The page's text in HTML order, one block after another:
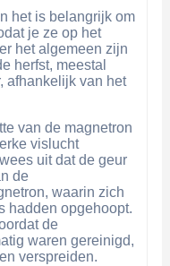
het is belangrijk om
je ze op het
het algemeen zijn
herfst, meestal
afhankelijk van het
van de magnetron
vislucht
uit dat de geur
de
waarin zich
hadden opgehoopt.
de
waren gereinigd,
verspreiden.